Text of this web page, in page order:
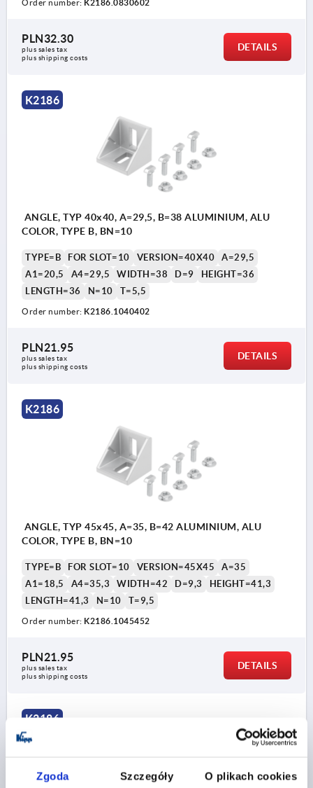
Zgoda Szczegóły O plikach cookies
Order number: K2186.0830602
PLN32.30
plus sales tax
plus shipping costs
DETAILS
K2186
ANGLE, TYP 40x40, A=29,5, B=38 ALUMINIUM, ALU
COLOR, TYPE B, BN=10
TYPE=B FOR SLOT=10 VERSION=40X40
A=29,5
A1=20,5
A4=29,5 WIDTH=38 D=9
HEIGHT=36
LENGTH=36
N=10 T=5,5
Order number: K2186.1040402
PLN21.95
plus sales tax
plus shipping costs
DETAILS
K2186
ANGLE, TYP 45x45, A=35, B=42 ALUMINIUM, ALU
COLOR, TYPE B, BN=10
TYPE=B FOR SLOT=10 VERSION=45X45
A=35
A1=18,5
A4=35,3 WIDTH=42 D=9,3
HEIGHT=41,3
LENGTH=41,3
N=10 T=9,5
Order number: K2186.1045452
PLN21.95
plus sales tax
plus shipping costs
DETAILS
K2186